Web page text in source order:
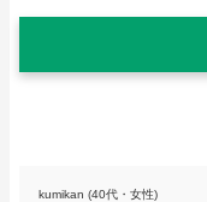
kumikan (40代・女性)